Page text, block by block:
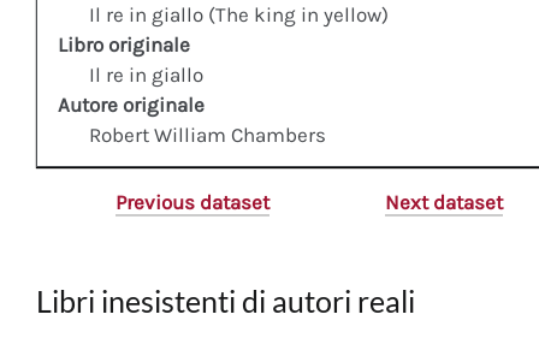
Il re in giallo (The king in yellow)
Libro originale
Il re in giallo
Autore originale
Robert William Chambers
Previous dataset Next dataset
Libri inesistenti di autori reali